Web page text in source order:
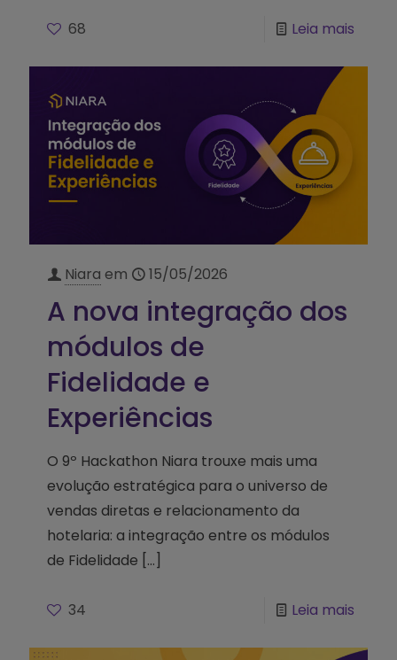
68 Leia mais
Niara em 15/05/2026
A nova integração dos
módulos de
Fidelidade e
Experiências
O 9º Hackathon Niara trouxe mais uma
evolução estratégica para o universo de
vendas diretas e relacionamento da
hotelaria: a integração entre os módulos
de Fidelidade […]
34 Leia mais